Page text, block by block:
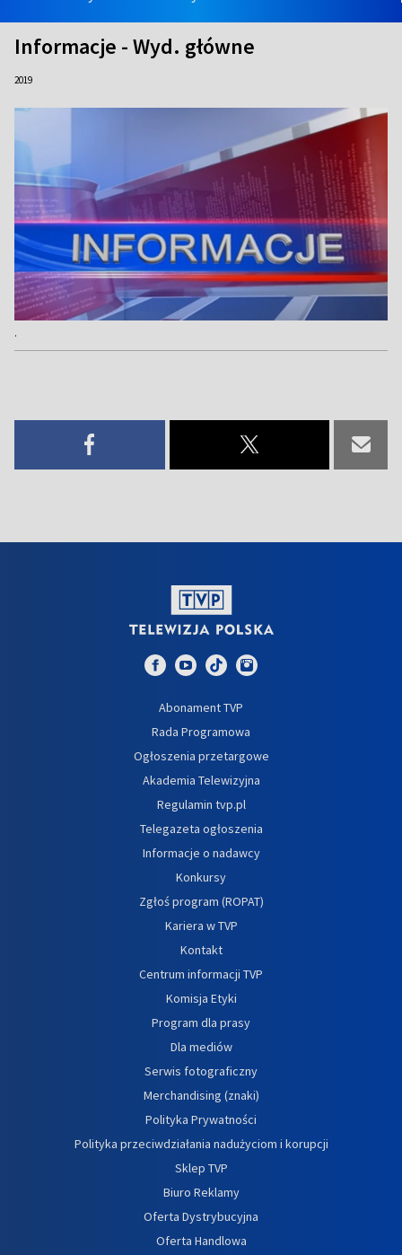
Informacje - Wyd. główne
2019
.
Abonament TVP
Rada Programowa
Ogłoszenia przetargowe
Akademia Telewizyjna
Regulamin tvp.pl
Telegazeta ogłoszenia
Informacje o nadawcy
Konkursy
Zgłoś program (ROPAT)
Kariera w TVP
Kontakt
Centrum informacji TVP
Komisja Etyki
Program dla prasy
Dla mediów
Serwis fotograficzny
Merchandising (znaki)
Polityka Prywatności
Polityka przeciwdziałania nadużyciom i korupcji
Sklep TVP
Biuro Reklamy
Oferta Dystrybucyjna
Oferta Handlowa